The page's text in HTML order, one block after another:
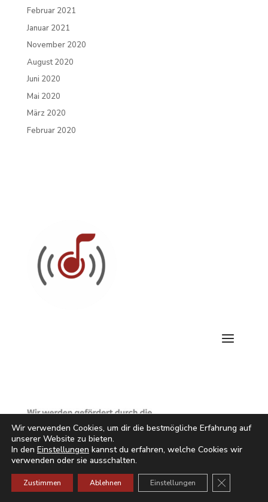
Februar 2021
Januar 2021
November 2020
August 2020
Juni 2020
Mai 2020
März 2020
Februar 2020
Wir verwenden Cookies, um dir die bestmögliche Erfahrung auf
unserer Website zu bieten.
In den Einstellungen kannst du erfahren, welche Cookies wir
verwenden oder sie ausschalten.
Zustimmen Ablehnen Einstellungen GDPR